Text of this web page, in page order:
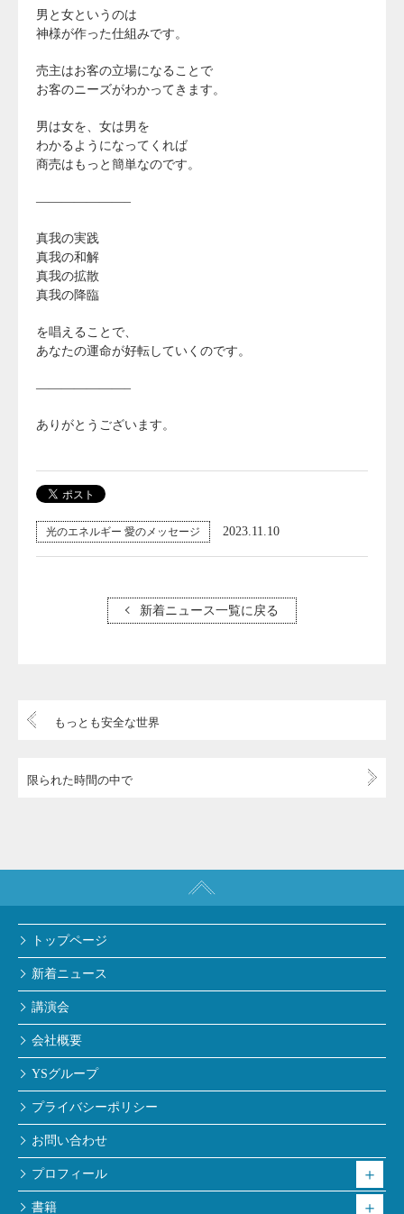
男と女というのは
神様が作った仕組みです。
売主はお客の立場になることで
お客のニーズがわかってきます。
男は女を、女は男を
わかるようになってくれば
商売はもっと簡単なのです。
———————–
真我の実践
真我の和解
真我の拡散
真我の降臨
を唱えることで、
あなたの運命が好転していくのです。
———————–
ありがとうございます。
光のエネルギー 愛のメッセージ 2023.11.10
新着ニュース一覧に戻る
もっとも安全な世界
限られた時間の中で
トップページ
新着ニュース
講演会
会社概要
YSグループ
プライバシーポリシー
お問い合わせ
プロフィール
書籍